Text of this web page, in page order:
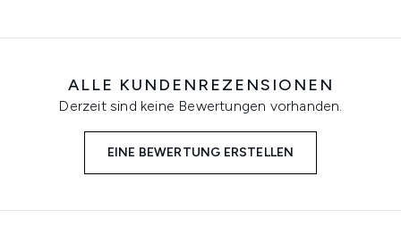
ALLE KUNDENREZENSIONEN
Derzeit sind keine Bewertungen vorhanden.
EINE BEWERTUNG ERSTELLEN